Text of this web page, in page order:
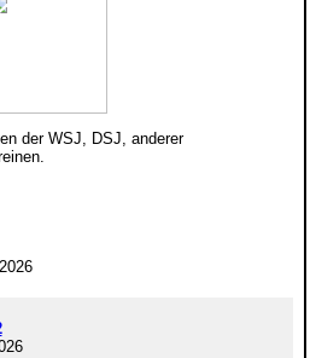
der WSJ, DSJ, anderer